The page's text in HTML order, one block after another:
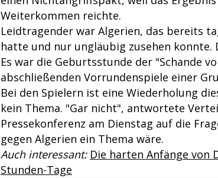
Weiterkommen reichte.
Leidtragender war Algerien, das bereits
hatte und nur ungläubig zusehen konnte.
Es war die Geburtsstunde der "Schande
abschließenden Vorrundenspiele einer
Bei den Spielern ist eine Wiederholung
kein Thema. "Gar nicht", antwortete
Pressekonferenz am Dienstag auf die
gegen Algerien ein Thema wäre.
Auch interessant: Die harten Anfänge von
Stunden-Tage